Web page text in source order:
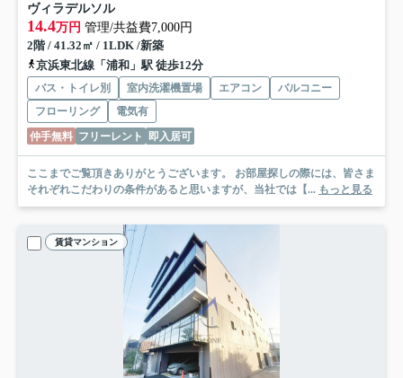
ヴィラデルソル
14.4万円 管理/共益費7,000円
2階 / 41.32㎡ / 1LDK /新築
京浜東北線「浦和」駅 徒歩12分
バス・トイレ別 室内洗濯機置場 エアコン
バルコニー
フローリング
電気有
仲手無料 フリーレント 即入居可
ここまでご覧頂きありがとうございます。 お部屋探しの際には、皆さま
それぞれこだわりの条件があると思いますが、当社では【... もっと見る
賃貸マンション